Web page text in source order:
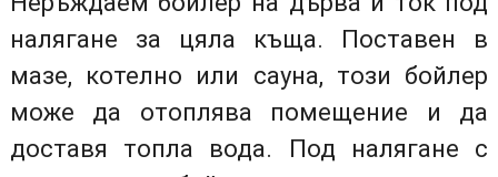
налягане за цяла къща. Поставен в
мазе, котелно или сауна, този бойлер
може да отоплява помещение и да
доставя топла вода. Под налягане с